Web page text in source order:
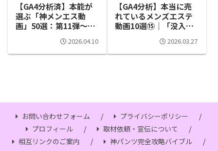
【GA4分析済】本能が
選ぶ「神メンエス動
画」50選：第11弾〜第
2026.04.10
【GA4分析】本当に売
れているメンズエステ
動画10選⑮｜「没入感
の深淵」とM男専門・
VRメイドの衝撃2026.03.27
お問い合わせフォーム
プライバシーポリシー
プロフィール
取材依頼・宣伝について
相互リンクのご案内
神パンツ完全攻略バイブル